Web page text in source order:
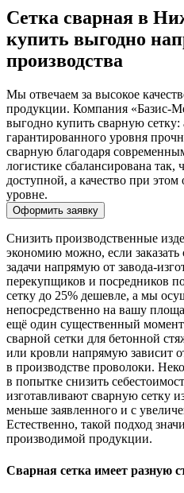
Сетка сварная в
купить выгодно
производства
Мы отвечаем за высокое
продукции. Компания «Базис-
выгодно купить сварную
гарантированного уровня
сварную благодаря
логистике сбалансирована
доступной, а качество при этом
уровне.
Оформить заявку
Снизить производственные
экономию можно, если
задачи напрямую от завода-
перекупщиков и посредников
сетку до 25% дешевле, а мы
непосредственно на вашу
ещё один существенный
сварной сетки для бетонной
или кровли напрямую зависит
в производстве проволоки.
в попытке снизить
изготавливают сварную сетку
меньше заявленного и с
Естественно, такой подход
производимой продукции.
Сварная сетка имеет разную